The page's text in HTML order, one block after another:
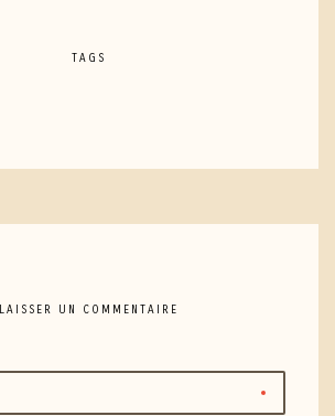
TAGS
LAISSER UN COMMENTAIRE